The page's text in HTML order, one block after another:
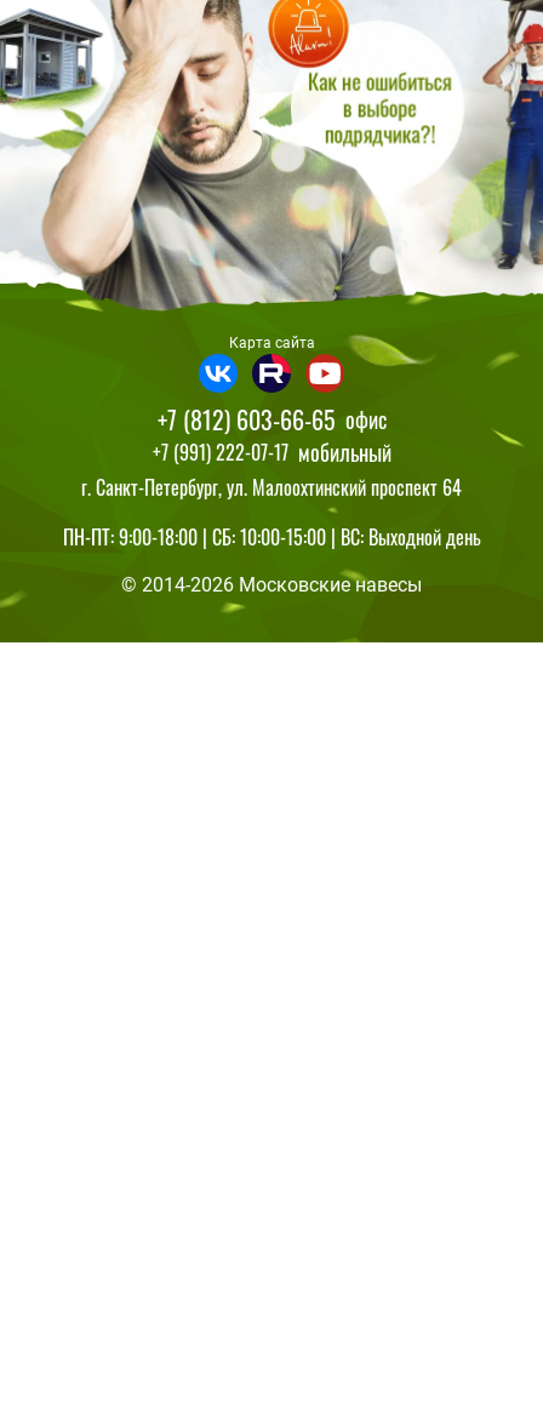
ПН-ПТ: 9:00-18:00 | СБ: 10:00-15:00 | ВС: Выходной день
© 2014-2026 Московские навесы
+7 (812) 603-66-65 офис
+7 (991) 222-07-17 мобильный
г. Санкт-Петербург, ул. Малоохтинский проспект 64
Карта сайта